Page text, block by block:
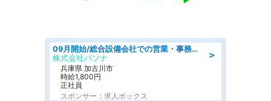
＞
09月開始/総合設備会社での営業・事務のお仕事/車通勤可/賞与あり/営業/営業事務
株式会社パソナ
兵庫県 加古川市
時給1,800円
正社員
スポンサー：求人ボックス